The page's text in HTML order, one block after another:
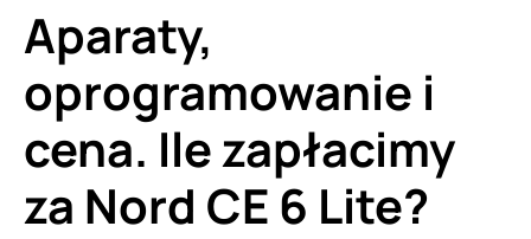
Aparaty,
oprogramowanie i
cena. Ile zapłacimy
za Nord CE 6 Lite?